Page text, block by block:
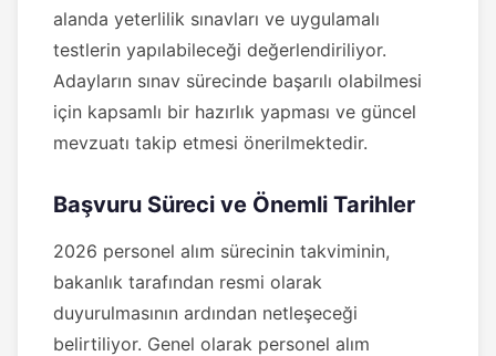
alanda yeterlilik sınavları ve uygulamalı
testlerin yapılabileceği değerlendiriliyor.
Adayların sınav sürecinde başarılı olabilmesi
için kapsamlı bir hazırlık yapması ve güncel
mevzuatı takip etmesi önerilmektedir.
Başvuru Süreci ve Önemli Tarihler
2026 personel alım sürecinin takviminin,
bakanlık tarafından resmi olarak
duyurulmasının ardından netleşeceği
belirtiliyor. Genel olarak personel alım